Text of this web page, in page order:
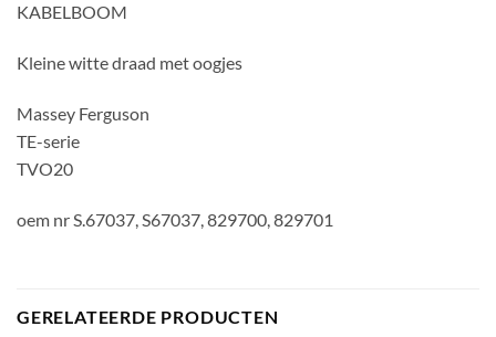
KABELBOOM
Kleine witte draad met oogjes
Massey Ferguson
TE-serie
TVO20
oem nr S.67037, S67037, 829700, 829701
GERELATEERDE PRODUCTEN